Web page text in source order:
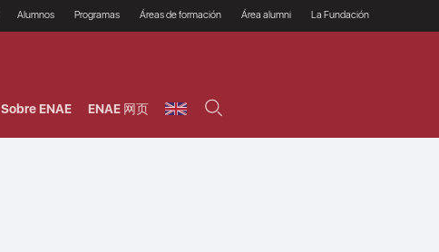
Alumnos
Prácticas en empresas
Programas
Programas Ejecutivos
Áreas de formación
Riesgos
Área alumni La Fundación
Sobre ENAE ENAE 网页